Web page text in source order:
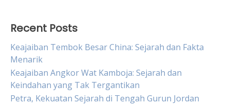
Recent Posts
Keajaiban Tembok Besar China: Sejarah dan Fakta
Menarik
Keajaiban Angkor Wat Kamboja: Sejarah dan
Keindahan yang Tak Tergantikan
Petra, Kekuatan Sejarah di Tengah Gurun Jordan